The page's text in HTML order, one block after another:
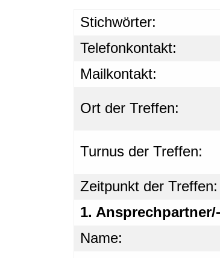
Stichwörter:
Telefonkontakt:
Mailkontakt:
Ort der Treffen:
Turnus der Treffen:
Zeitpunkt der Treffen:
1.
Name: